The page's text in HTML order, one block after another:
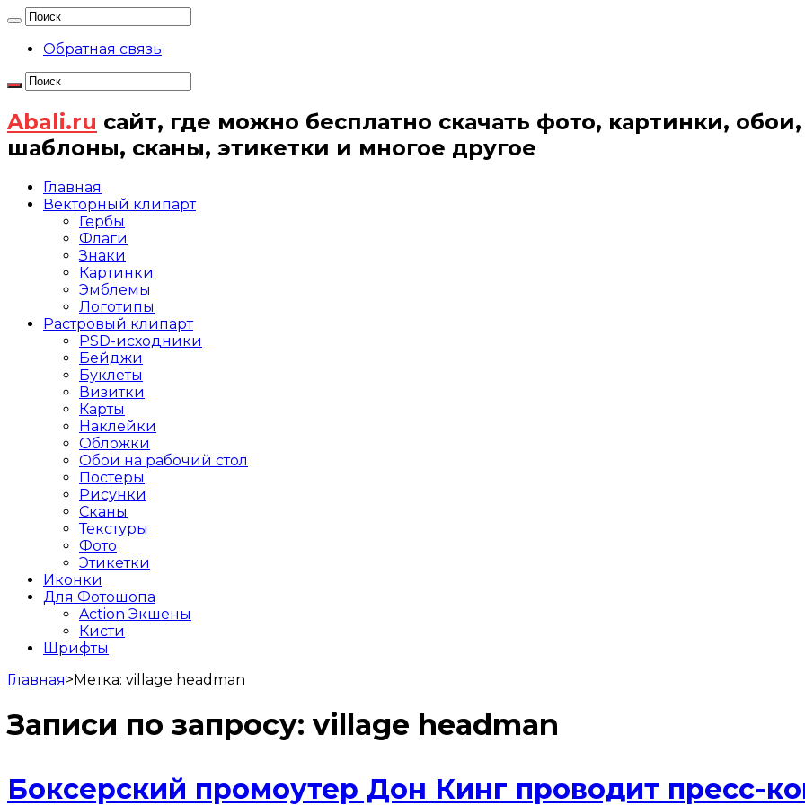
Обратная связь
Abali.ru сайт, где можно бесплатно скачать фото, картинки,
шаблоны, сканы, этикетки и многое другое
Главная
Векторный клипарт
Гербы
Флаги
Знаки
Картинки
Эмблемы
Логотипы
Растровый клипарт
PSD-исходники
Бейджи
Буклеты
Визитки
Карты
Наклейки
Обложки
Обои на рабочий стол
Постеры
Рисунки
Сканы
Текстуры
Фото
Этикетки
Иконки
Для Фотошопа
Action Экшены
Кисти
Шрифты
Главная>Метка: village headman
Записи по запросу: village headman
Боксерский промоутер Дон Кинг проводит пресс-